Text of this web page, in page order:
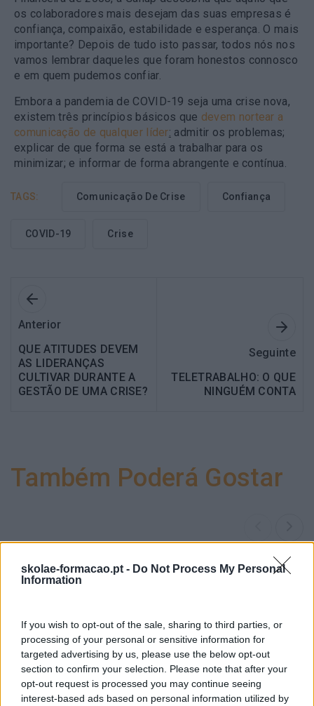
skolae-formacao.pt - Do Not Process My Personal
Information
If you wish to opt-out of the sale, sharing to third parties, or
processing of your personal or sensitive information for
targeted advertising by us, please use the below opt-out
section to confirm your selection. Please note that after your
opt-out request is processed you may continue seeing
interest-based ads based on personal information utilized by
os colaboradores mais desejam das suas empresas é
confiança, compaixão, estabilidade e esperança. O mais
importante? Depois de tudo isto passar, todos nós nos
vamos lembrar daqueles que foram honestos connosco
e em quem pudemos confiar.
Embora a pandemia de COVID-19 seja uma crise nova,
existem três princípios básicos que devem nortear a
comunicação de qualquer líder: admitir os problemas;
explicar de que forma se está a trabalhar para os
minimizar; e informar de forma abrangente e contínua.
TAGS: Comunicação De Crise Confiança
COVID-19 Crise
Anterior
QUE ATITUDES DEVEM
AS LIDERANÇAS
CULTIVAR DURANTE A
GESTÃO DE UMA CRISE?
Seguinte
TELETRABALHO: O QUE
NINGUÉM CONTA
Também Poderá Gostar
Novas Ferramentas De
Trabalho Na Investigação:
Entre A Velocidade E O
Energia Para O Regresso
Ao Escritório